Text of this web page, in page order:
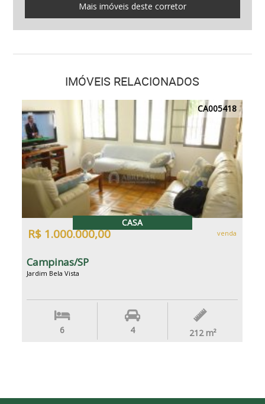
Mais imóveis deste corretor
IMÓVEIS RELACIONADOS
CA005418
CASA
R$ 1.000.000,00 venda
Campinas/SP
Jardim Bela Vista
6 4 212 m²